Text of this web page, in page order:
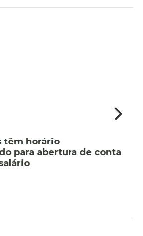
têm horário
para abertura de conta